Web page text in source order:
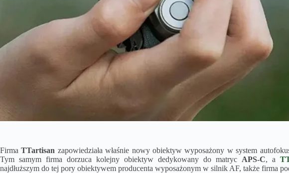
FirmaTTartisan zapowiedziała właśnie nowy obiektyw wyposażony w system
Tym samym firma dorzuca kolejny obiektyw dedykowany do matryc APS-C, a
najdłuższym do tej pory obiektywem producenta wyposażonym w silnik AF, także firma